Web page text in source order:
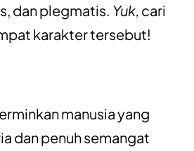
dan plegmatis. Yuk, cari
karakter tersebut!
manusia yang
dan penuh semangat